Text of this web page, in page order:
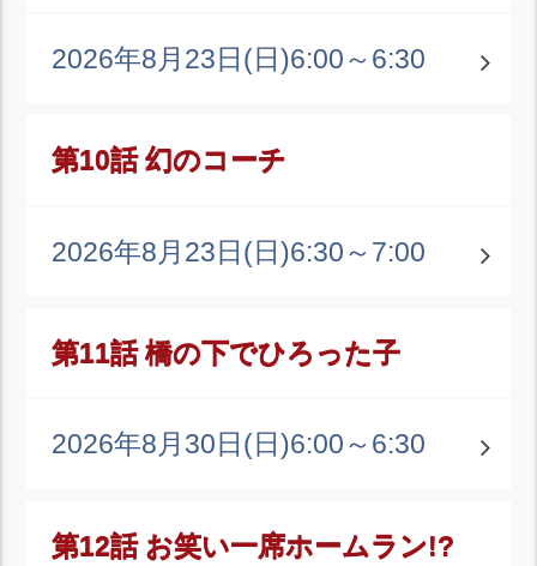
2026年8月23日(日)6:00～6:30
第10話 幻のコーチ
2026年8月23日(日)6:30～7:00
第11話 橋の下でひろった子
2026年8月30日(日)6:00～6:30
第12話 お笑い一席ホームラン!?